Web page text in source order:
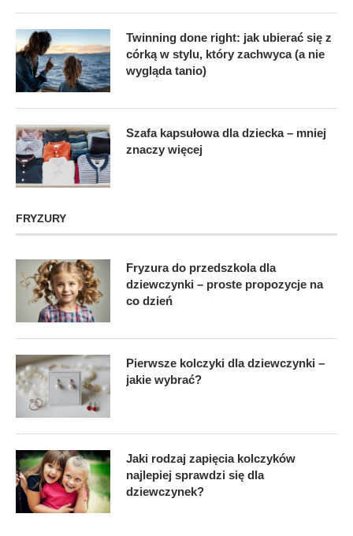
Twinning done right: jak ubierać się z
córką w stylu, który zachwyca (a nie
wygląda tanio)
Szafa kapsułowa dla dziecka – mniej
znaczy więcej
FRYZURY
Fryzura do przedszkola dla
dziewczynki – proste propozycje na
co dzień
Pierwsze kolczyki dla dziewczynki –
jakie wybrać?
Jaki rodzaj zapięcia kolczyków
najlepiej sprawdzi się dla
dziewczynek?